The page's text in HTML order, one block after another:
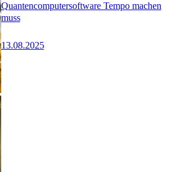
Quantencomputersoftware Tempo machen
muss
13.08.2025